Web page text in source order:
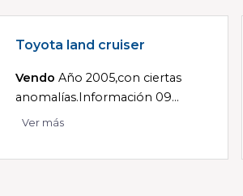
Toyota land cruiser
Vendo Año 2005,con ciertas
anomalías.Información 09...
Ver más